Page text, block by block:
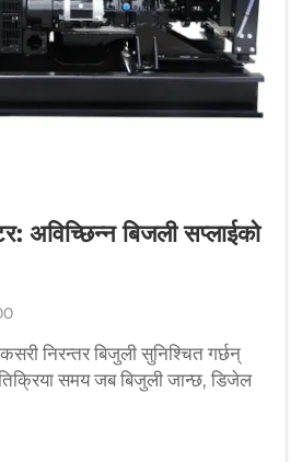
अविच्छिन्न बिजली सप्लाईको
निरन्तर बिजुली सुनिश्चित गर्छन्
समय जब बिजुली जान्छ, डिजेल
सुरु हुन्छन् र महत्वपूर्ण प्रणालीहरूलाई
जुन व्यवसायहरूले...